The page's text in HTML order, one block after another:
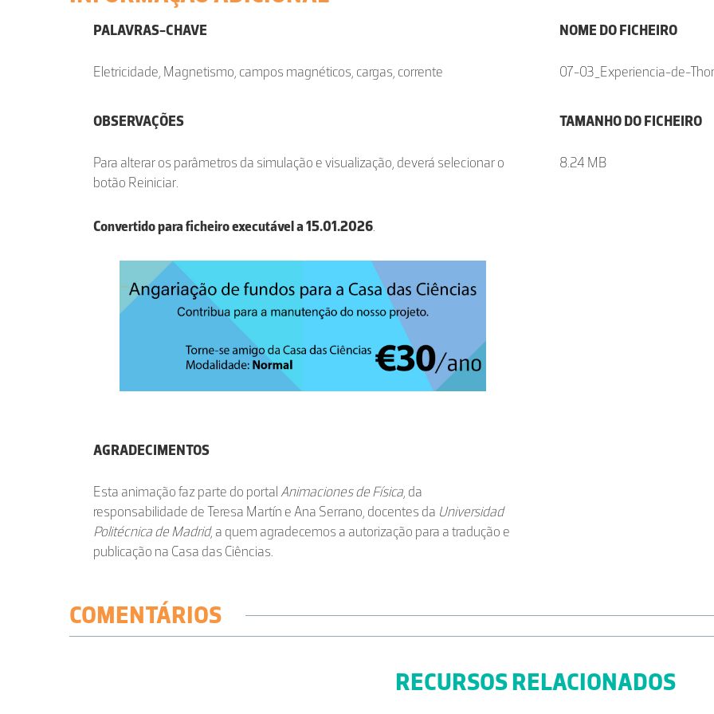
PALAVRAS-CHAVE
Eletricidade, Magnetismo, campos magnéticos, cargas, corrente
OBSERVAÇÕES
Para alterar os parâmetros da simulação e visualização, deverá selecionar o
botão Reiniciar.
Convertido para ficheiro executável a 15.01.2026.
AGRADECIMENTOS
Esta animação faz parte do portalAnimaciones de Física, da
responsabilidade de Teresa Martín e Ana Serrano, docentes da Universidad
Politécnica de Madrid, a quem agradecemos a autorização para a tradução e
publicação na Casa das Ciências.
NOME DO FICHEIRO
07-03_Experiencia-de-
TAMANHO DO FICHEIRO
8.24 MB
COMENTÁRIOS
RECURSOS RELACIONADOS